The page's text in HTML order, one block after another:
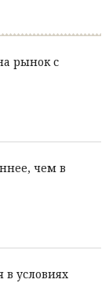
рынок с
чем в
условиях